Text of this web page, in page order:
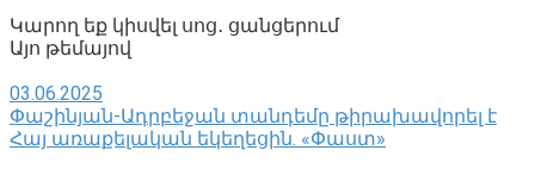
Կարող եք կիսվել սոց․ ցանցերում
Այո թեմայով
03.06.2025
Փաշինյան-Ադրբեջան տանդեմը թիրախավորել է
Հայ առաքելական եկեղեցին. «Փաստ»